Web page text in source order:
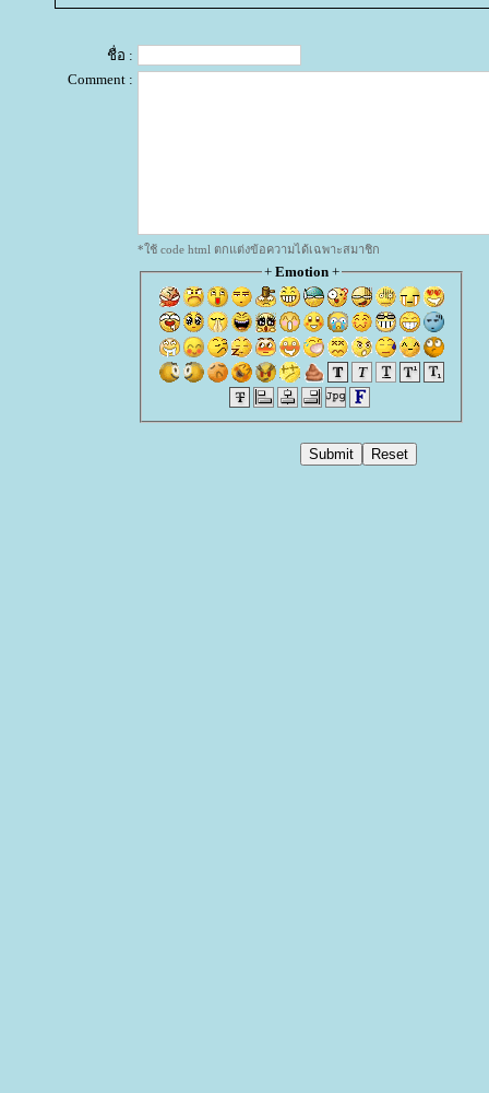
ชื่อ :
Comment :
*ใช้ code html ตกแต่งข้อความได้เฉพาะสมาชิก
+ Emotion+